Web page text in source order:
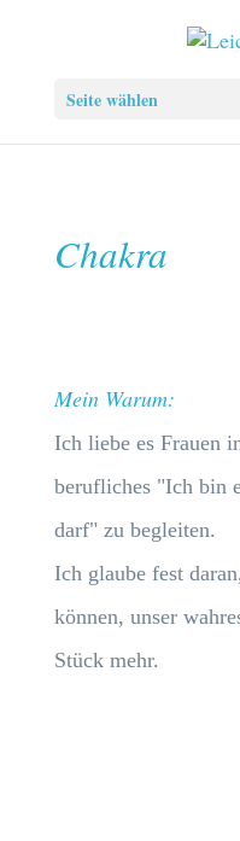
Seite wählen
Chakra
Mein Warum:
Ich liebe es Frauen
berufliches "Ich bin
darf" zu begleiten.
Ich glaube fest
können, unser
Stück mehr.